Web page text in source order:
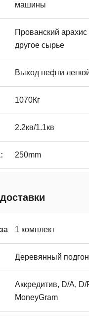
машины
Прованский
другое сырье
Выход нефти
1070Кг
2.2кв/1.1кв
250mm
1 комплект
Деревянный
Аккредитив, D/A,
MoneyGram